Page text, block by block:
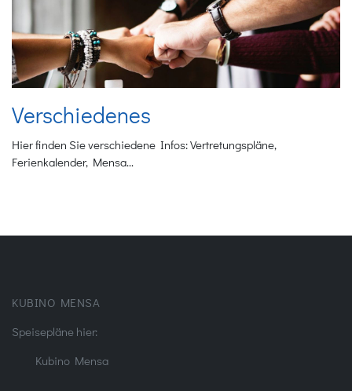
Verschiedenes
Hier finden Sie verschiedene Infos: Vertretungspläne,
Ferienkalender, Mensa...
KUBINO MENSA
Speisepläne hier:
Kubino Mensa